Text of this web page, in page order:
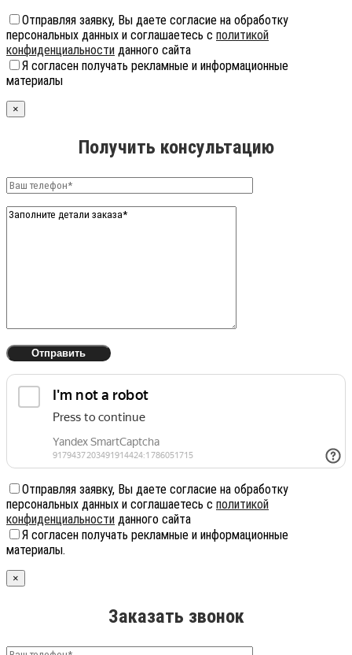
Отправляя заявку, Вы даете согласие на обработку
персональных данных и соглашаетесь с политикой
конфиденциальности данного сайта
Я согласен получать рекламные и информационные
материалы
×
Получить консультацию
Отправляя заявку, Вы даете согласие на обработку
персональных данных и соглашаетесь с политикой
конфиденциальности данного сайта
Я согласен получать рекламные и информационные
материалы.
×
Заказать звонок